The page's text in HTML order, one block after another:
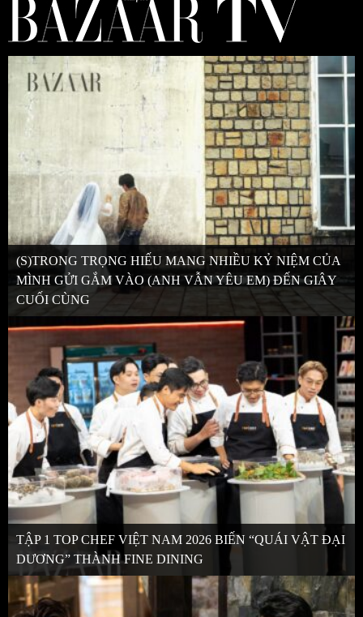
(S)TRONG TRỌNG HIẾU MANG NHIỀU KỶ NIỆM CỦA
MÌNH GỬI GẮM VÀO (ANH VẪN YÊU EM) ĐẾN GIÂY
CUỐI CÙNG
TẬP 1 TOP CHEF VIỆT NAM 2026 BIẾN “QUÁI VẬT ĐẠI
DƯƠNG” THÀNH FINE DINING